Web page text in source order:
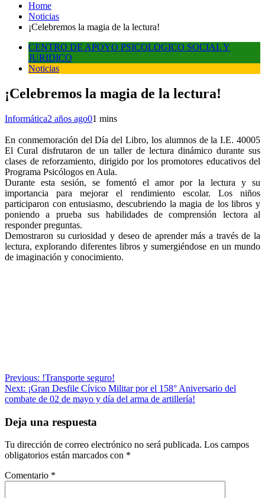
Home
Noticias
¡Celebremos la magia de la lectura!
CENTRO DE APOYO PSICOLOGICO SOCIAL Y
JURIDICO
Noticias
¡Celebremos la magia de la lectura!
Informática2 años ago01 mins
En conmemoración del Día del Libro, los alumnos de la I.E. 40005
El Cural disfrutaron de un taller de lectura dinámico durante sus
clases de reforzamiento, dirigido por los promotores educativos del
Programa Psicólogos en Aula.
Durante esta sesión, se fomentó el amor por la lectura y su
importancia para mejorar el rendimiento escolar. Los niños
participaron con entusiasmo, descubriendo la magia de los libros y
poniendo a prueba sus habilidades de comprensión lectora al
responder preguntas.
Demostraron su curiosidad y deseo de aprender más a través de la
lectura, explorando diferentes libros y sumergiéndose en un mundo
de imaginación y conocimiento.
Navegación
de
Previous: !Transporte seguro!
Next: ¡Gran Desfile Cívico Militar por el 158° Aniversario del
combate de 02 de mayo y día del arma de artillería!
Deja una respuesta
Tu dirección de correo electrónico no será publicada. Los campos
obligatorios están marcados con *
Comentario *